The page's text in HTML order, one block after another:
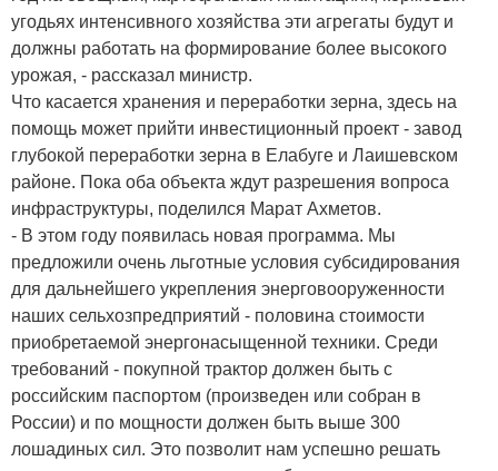
угодьях интенсивного хозяйства эти агрегаты будут и
должны работать на формирование более высокого
урожая, - рассказал министр.
Что касается хранения и переработки зерна, здесь на
помощь может прийти инвестиционный проект - завод
глубокой переработки зерна в Елабуге и Лаишевском
районе. Пока оба объекта ждут разрешения вопроса
инфраструктуры, поделился Марат Ахметов.
- В этом году появилась новая программа. Мы
предложили очень льготные условия субсидирования
для дальнейшего укрепления энерговооруженности
наших сельхозпредприятий - половина стоимости
приобретаемой энергонасыщенной техники. Среди
требований - покупной трактор должен быть с
российским паспортом (произведен или собран в
России) и по мощности должен быть выше 300
лошадиных сил. Это позволит нам успешно решать